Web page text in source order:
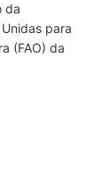
da
para
(FAO) da